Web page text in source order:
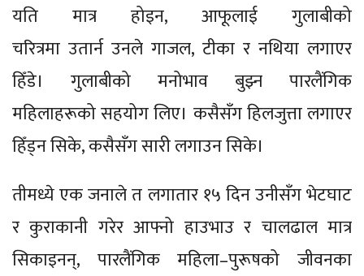
यति मात्र होइन, आफूलाई गुलाबीको
चरित्रमा उतार्न उनले गाजल, टीका र नथिया लगाएर
हिँडे। गुलाबीको मनोभाव बुझ्न पारलैंगिक
महिलाहरूको सहयोग लिए। कसैसँग हिलजुत्ता लगाएर
हिँड्न सिके, कसैसँग सारी लगाउन सिके।
तीमध्ये एक जनाले त लगातार १५ दिन उनीसँग भेटघाट
र कुराकानी गरेर आफ्नो हाउभाउ र चालढाल मात्र
सिकाइनन्, पारलैंगिक महिला–पुरूषको जीवनका